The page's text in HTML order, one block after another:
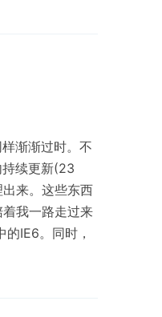
渐渐过时。不
续更新(23
来。这些东西
我一路走过来
IE6。同时，